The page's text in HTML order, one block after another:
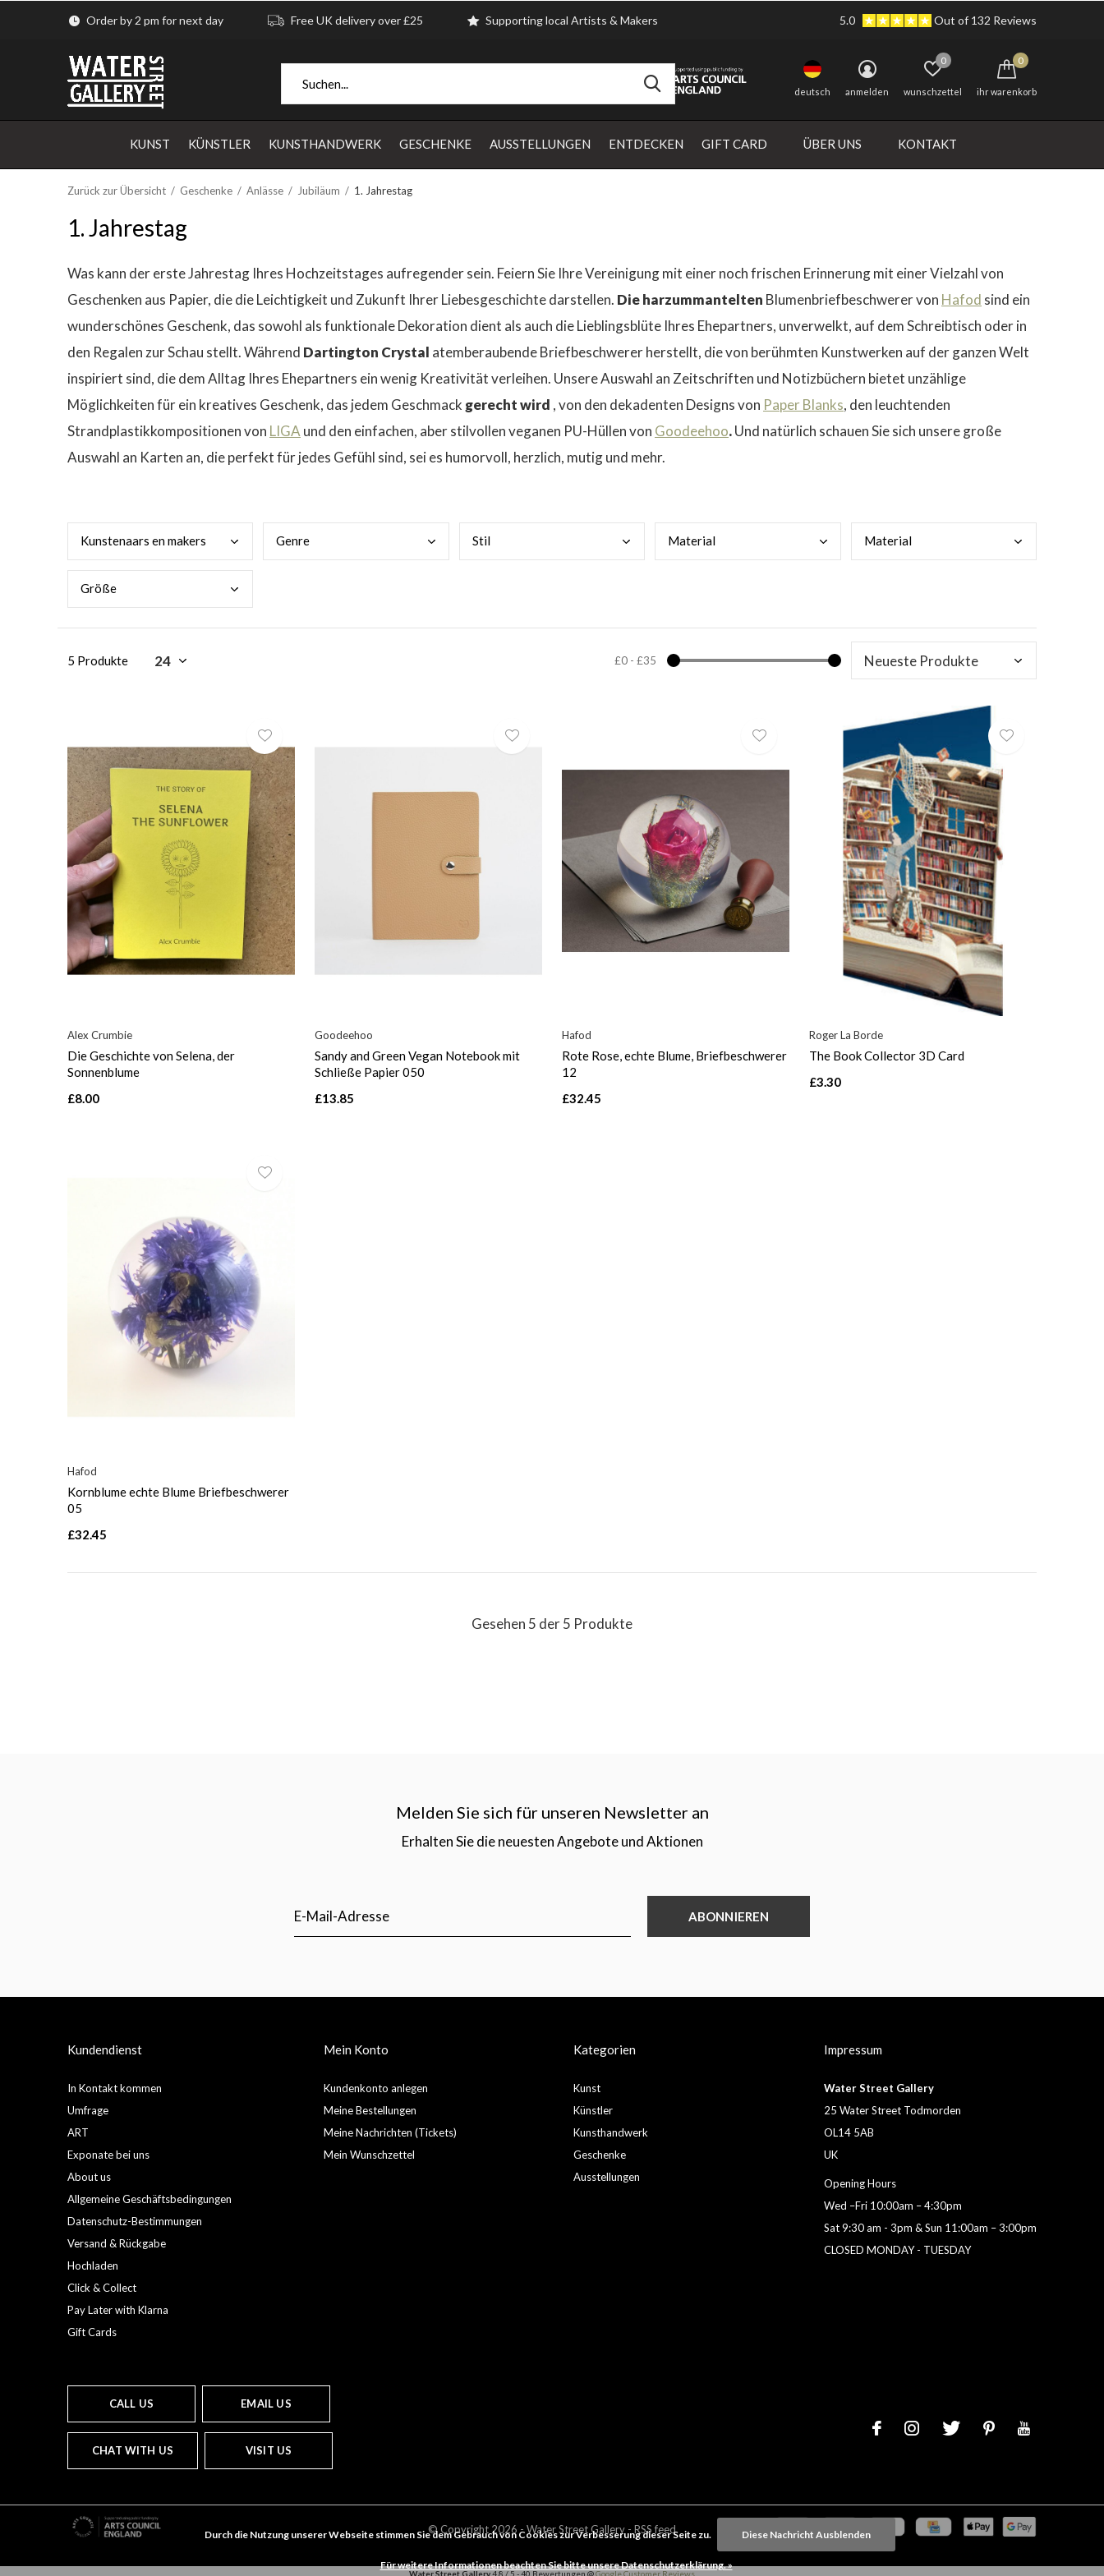
KUNST KÜNSTLER KUNSTHANDWERK GESCHENKE AUSSTELLUNGEN ENTDECKEN GIFT CARD ÜBER UNS KONTAKT
deutsch anmelden wunschzettel
0
ihr warenkorb
0
Order by 2 pm for next day Free UK delivery over £25 Supporting local Artists & Makers 5.0 Out of 132 Reviews
Zurück zur Übersicht Geschenke Anlässe Jubiläum 1. Jahrestag
1. Jahrestag
Was kann der erste Jahrestag Ihres Hochzeitstages aufregender sein. Feiern Sie Ihre Vereinigung mit einer noch frischen Erinnerung mit einer Vielzahl von
Geschenken aus Papier, die die Leichtigkeit und Zukunft Ihrer Liebesgeschichte darstellen. Die harzummantelten Blumenbriefbeschwerer von Hafod sind ein
wunderschönes Geschenk, das sowohl als funktionale Dekoration dient als auch die Lieblingsblüte Ihres Ehepartners, unverwelkt, auf dem Schreibtisch oder in
den Regalen zur Schau stellt. Während Dartington Crystal atemberaubende Briefbeschwerer herstellt, die von berühmten Kunstwerken auf der ganzen Welt
inspiriert sind, die dem Alltag Ihres Ehepartners ein wenig Kreativität verleihen. Unsere Auswahl an Zeitschriften und Notizbüchern bietet unzählige
Möglichkeiten für ein kreatives Geschenk, das jedem Geschmack gerecht wird , von den dekadenten Designs von Paper Blanks, den leuchtenden
Strandplastikkompositionen von LIGA und den einfachen, aber stilvollen veganen PU-Hüllen von Goodeehoo.Und natürlich schauen Sie sich unsere große
Auswahl an Karten an, die perfekt für jedes Gefühl sind, sei es humorvoll, herzlich, mutig und mehr.
Kunstenaars en makers Genre Stil Material Material
Größe
5 Produkte £0- £35
Alex Crumbie
Die Geschichte von Selena, der
Sonnenblume
£8.00
Goodeehoo
Sandy and Green Vegan Notebook mit
Schließe Papier 050
£13.85
Hafod
Rote Rose, echte Blume, Briefbeschwerer
12
£32.45
Roger La Borde
The Book Collector 3D Card
£3.30
Hafod
Kornblume echte Blume Briefbeschwerer
05
£32.45
Gesehen 5 der 5 Produkte
Melden Sie sich für unseren Newsletter an
Erhalten Sie die neuesten Angebote und Aktionen
ABONNIEREN
Kundendienst
In Kontakt kommen
Umfrage
ART
Exponate bei uns
About us
Allgemeine Geschäftsbedingungen
Datenschutz-Bestimmungen
Versand & Rückgabe
Hochladen
Click & Collect
Pay Later with Klarna
Gift Cards
Mein Konto
Kundenkonto anlegen
Meine Bestellungen
Meine Nachrichten (Tickets)
Mein Wunschzettel
Kategorien
Kunst
Künstler
Kunsthandwerk
Geschenke
Ausstellungen
Impressum
Water Street Gallery
25 Water Street Todmorden
OL14 5AB
UK
Opening Hours
Wed –Fri 10:00am – 4:30pm
Sat 9:30 am - 3pm & Sun 11:00am – 3:00pm
CLOSED MONDAY - TUESDAY
CALL US EMAIL US
CHAT WITH US VISIT US
© Copyright 2026- Water Street Gallery - RSS feed
Water Street Gallery4.8 / 5 -40 Bewertungen @Google Customer Reviews
Durch die Nutzung unserer Webseite stimmen Sie dem Gebrauch von Cookies zur Verbesserung dieser Seite zu. Diese Nachricht Ausblenden
Für weitere Informationen beachten Sie bitte unsere Datenschutzerklärung. »